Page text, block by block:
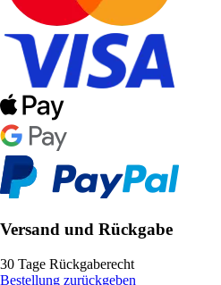
Versand und Rückgabe
30 Tage Rückgaberecht
Bestellung zurückgeben